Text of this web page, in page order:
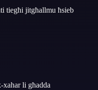
tiegħi jitgħallmu ħsieb
li għadda